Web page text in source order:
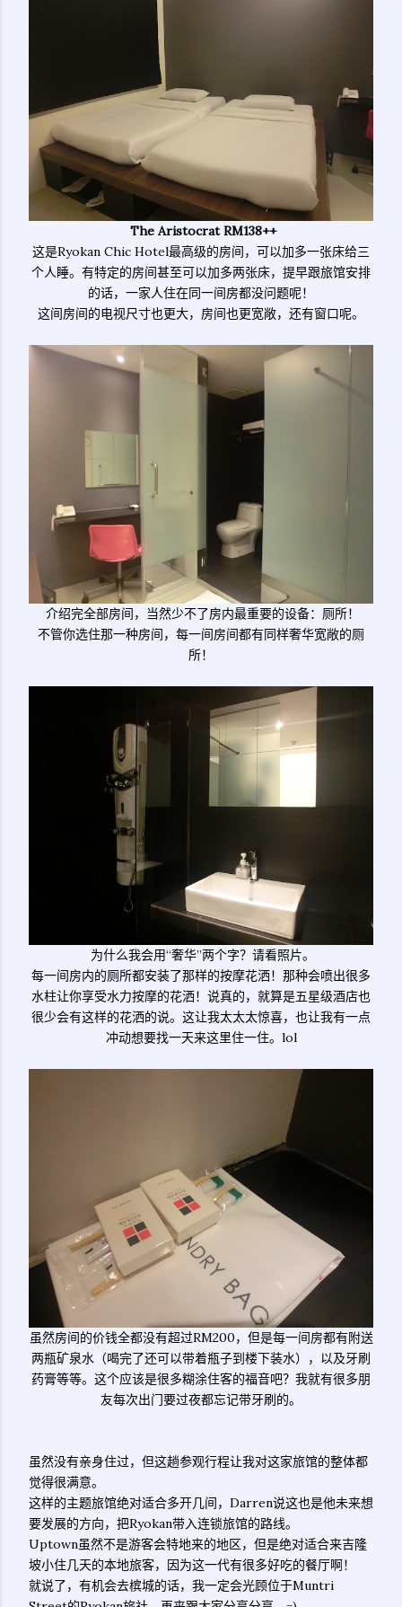
The Aristocrat RM138++
这是Ryokan Chic Hotel最高级的房间，可以加多一张床给三
个人睡。有特定的房间甚至可以加多两张床，提早跟旅馆安排
的话，一家人住在同一间房都没问题呢！
这间房间的电视尺寸也更大，房间也更宽敞，还有窗口呢。
介绍完全部房间，当然少不了房内最重要的设备：厕所！
不管你选住那一种房间，每一间房间都有同样奢华宽敞的厕
所！
为什么我会用“奢华”两个字？请看照片。
每一间房内的厕所都安装了那样的按摩花洒！那种会喷出很多
水柱让你享受水力按摩的花洒！说真的，就算是五星级酒店也
很少会有这样的花洒的说。这让我太太太惊喜，也让我有一点
冲动想要找一天来这里住一住。lol
虽然房间的价钱全都没有超过RM200，但是每一间房都有附送
两瓶矿泉水（喝完了还可以带着瓶子到楼下装水），以及牙刷
药膏等等。这个应该是很多糊涂住客的福音吧？我就有很多朋
友每次出门要过夜都忘记带牙刷的。
虽然没有亲身住过，但这趟参观行程让我对这家旅馆的整体都
觉得很满意。
这样的主题旅馆绝对适合多开几间，Darren说这也是他未来想
要发展的方向，把Ryokan带入连锁旅馆的路线。
Uptown虽然不是游客会特地来的地区，但是绝对适合来吉隆
坡小住几天的本地旅客，因为这一代有很多好吃的餐厅啊！
就说了，有机会去槟城的话，我一定会光顾位于Muntri